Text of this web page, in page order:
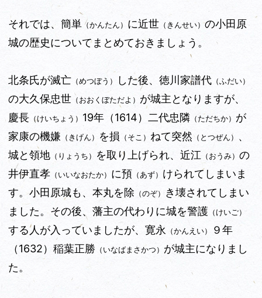
それでは、簡単 （かんたん） に近世 （きんせい）の小田原
城の歴史についてまとめておきましょう。
北条氏が滅亡 （めつぼう） した後、徳川家譜代 （ふだい）
の大久保忠世 （おおくぼただよ） が城主となりますが、
慶長 （けいちょう） 19年（1614）二代忠隣 （ただちか） が
家康の機嫌 （きげん） を損 （そこ） ねて突然 （とつぜん）
、
城と領地 （りょうち） を取り上げられ、近江 （おうみ） の
井伊直孝 （いいなおたか） に預 （あず） けられてしまいま
す。小田原城も、本丸を除 （のぞ）
き壊されてしまい
ました。その後、藩主の代わりに城を警護 （けいご）
する人が入っていましたが、寛永 （かんえい）
９年
（1632）稲葉正勝 （いなばまさかつ） が城主になりまし
た。